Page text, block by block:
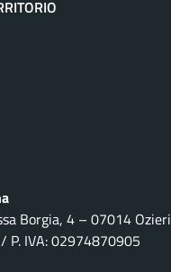
Borgia, 4 – 07014 Ozieri
P. IVA: 02974870905